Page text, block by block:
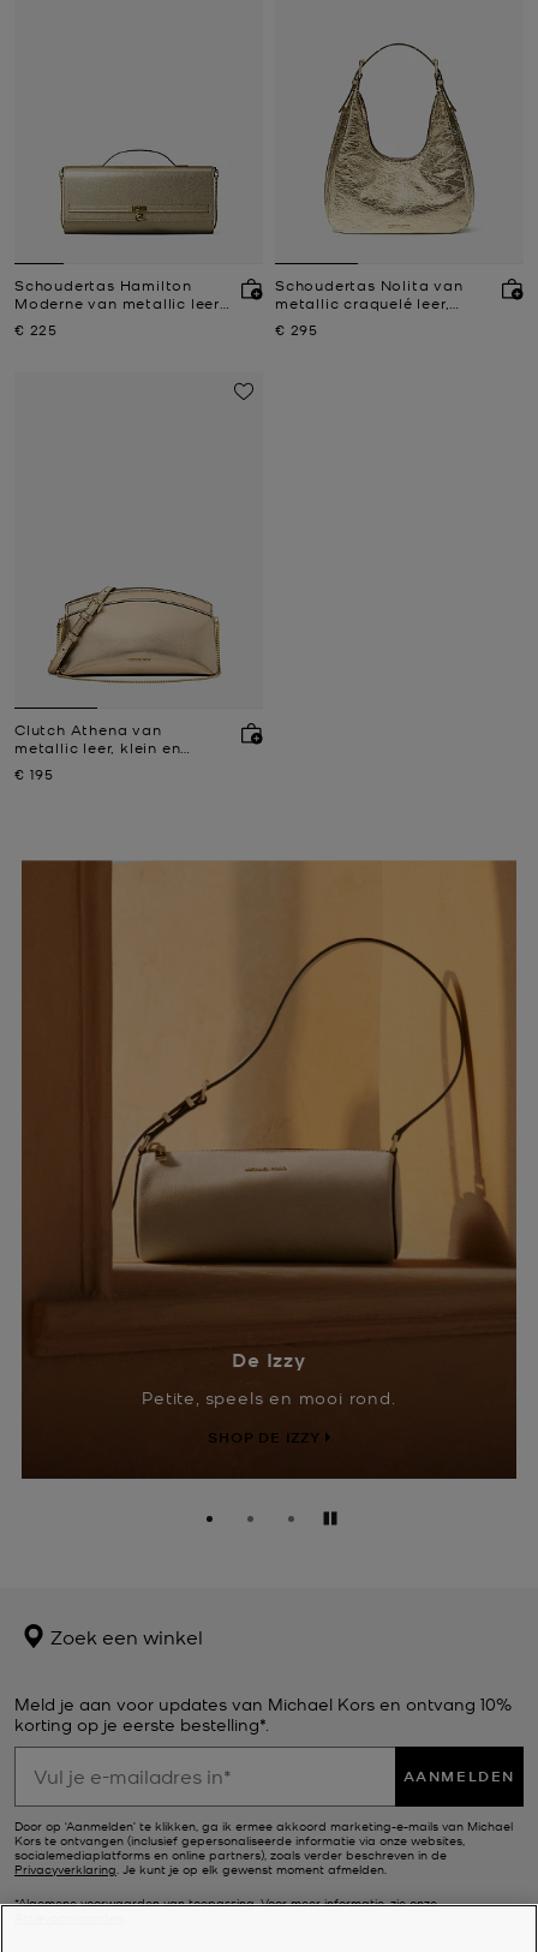
Schoudertas Hamilton
Moderne van metallic leer,
aanpasbaar en
middelgroot
Nu
€ 225
Schoudertas Nolita van
metallic craquelé leer,
klein hobomodel
Nu
€ 295
Clutch Athena van
metallic leer, klein en
Nu
€ 195
De Izzy
Petite, speels en mooi rond.
SHOP DE IZZY
Pauzeren
Zoek een winkel
Meld je aan voor updates van Michael Kors en ontvang 10%
korting op je eerste bestelling*.
AANMELDEN
Door op ‘Aanmelden’ te klikken, ga ik ermee akkoord marketing-e-mails van Michael
Kors te ontvangen (inclusief gepersonaliseerde informatie via onze websites,
socialemediaplatforms en online partners), zoals verder beschreven in de
Privacyverklaring . Je kunt je op elk gewenst moment afmelden.
*Algemene voorwaarden van toepassing. Voor meer informatie, zie onze